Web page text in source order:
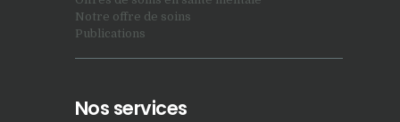
Notre offre de soins
Publications
Nos services